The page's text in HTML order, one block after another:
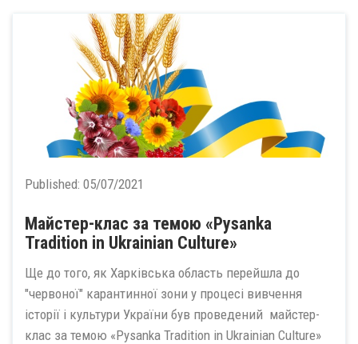
Published: 05/07/2021
Майстер-клас за темою «Pysanka
Tradition in Ukrainian Culture»
Ще до того, як Харківська область перейшла до
"червоної" карантинної зони у процесі вивчення
історії і культури України був проведений майстер-
клас за темою «Pysanka Tradition in Ukrainian Culture»